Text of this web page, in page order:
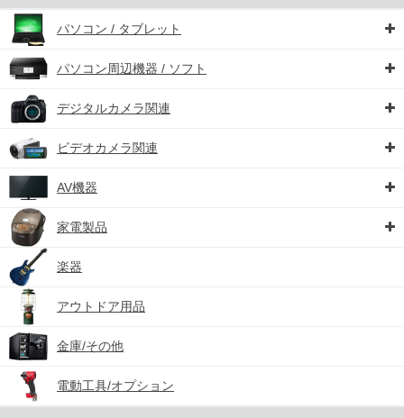
パソコン / タブレット
パソコン周辺機器 / ソフト
デジタルカメラ関連
ビデオカメラ関連
AV機器
家電製品
楽器
アウトドア用品
金庫/その他
電動工具/オプション